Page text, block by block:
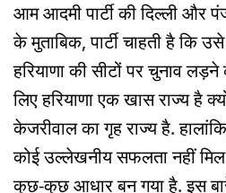
आम आदमी पार्टी की दिल्ली और
के मुताबिक, पार्टी चाहती है कि
हरियाणा की सीटों पर चुनाव लड़ने
लिए हरियाणा एक खास राज्य है
केजरीवाल का गृह राज्य है.
कोई उल्लेखनीय सफलता नहीं
कुछ-कुछ आधार बन गया है. इस बारे